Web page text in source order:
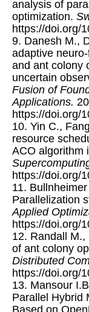
analysis of
optimization.
https://doi.org/
9. Danesh M.,
adaptive
and ant colony
uncertain
Fusion of
Applications.
https://doi.org/
10. Yin C.,
resource
ACO algorithm
https://doi.org/
11.
Parallelization
Applied
https://doi.org/
12. Randall M.,
of ant colony
Distributed
https://doi.org/
13. Mansour
Parallel Hybrid